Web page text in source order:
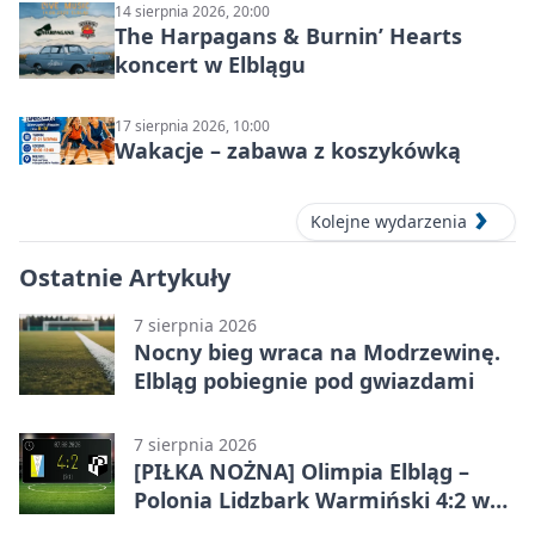
14 sierpnia 2026, 20:00
The Harpagans & Burnin’ Hearts
koncert w Elblągu
17 sierpnia 2026, 10:00
Wakacje – zabawa z koszykówką
Kolejne wydarzenia
Ostatnie Artykuły
7 sierpnia 2026
Nocny bieg wraca na Modrzewinę.
Elbląg pobiegnie pod gwiazdami
7 sierpnia 2026
[PIŁKA NOŻNA] Olimpia Elbląg –
Polonia Lidzbark Warmiński 4:2 w